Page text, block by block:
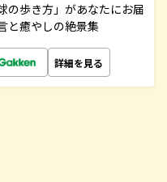
の歩き方」があなたにお届
と癒やしの絶景集
詳細を見る